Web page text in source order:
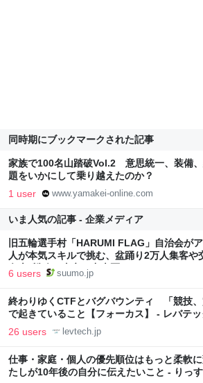
同時期にブックマークされた記事
家族で100名山踏破Vol.2 意思統一、装備
題をいかにして乗り越えたのか？
1 user www.yamakei-online.com
いま人気の記事 - 企業メディア
旧五輪選手村「HARUMI FLAG」自治会が
人が本気スキルで挑む、盆踊り2万人集客や
向上”戦略 東京・中央区
6 users suumo.jp
終わりゆくCTFとバグバウンティ 「競技、
で起きていること【フォーカス】 - レバテ
26 users levtech.jp
仕事・家庭・個人の優先順位はもっと柔軟
たしが10年後の自分に伝えたいこと - りっ